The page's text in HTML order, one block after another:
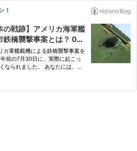
！
の戦跡】アメリカ海軍艦
橋襲撃事案とは？ 081
FORGET！ 1945.7.30
カ軍艦載機による鉄橋襲撃事案を
前の7月30日に、実際に起こっ
なられました。 あなたには、戦
阿南市鉄橋襲撃事案とは？ ⑴